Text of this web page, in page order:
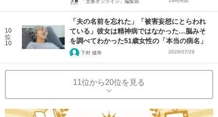
「文春オンライン」編集部
10
位
10
「夫の名前を忘れた」「被害妄想にとらわれ
ている」彼女は精神病ではなかった…脳みそ
を調べてわかった51歳女性の「本当の病名」
下村 健寿 2026/07/29
11位から20位を見る